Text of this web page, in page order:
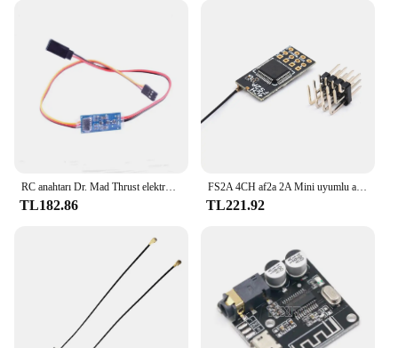
RC anahtarı Dr. Mad Thrust elektronik alıcı uçaklar tekneler için On/Off anahtarı kumandalı
TL182.86
FS2A 4CH af2a 2A Mini uyumlu alıcı PWM çıkışı için Flysky i6 i6X i6S verici uzaktan kumanda
TL221.92